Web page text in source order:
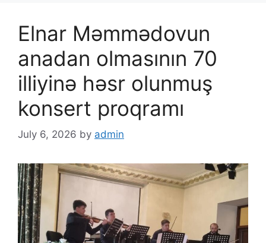
Elnar Məmmədovun
anadan olmasının 70
illiyinə həsr olunmuş
konsert proqramı
July 6, 2026 by admin